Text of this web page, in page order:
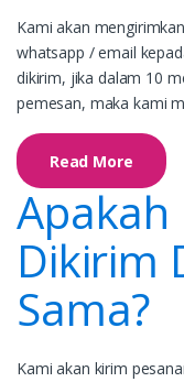
Kami akan
whatsapp / email
dikirim, jika dalam 10
pemesan, maka kami
Read More
Apakah
Dikirim
Sama?
Kami akan kirim